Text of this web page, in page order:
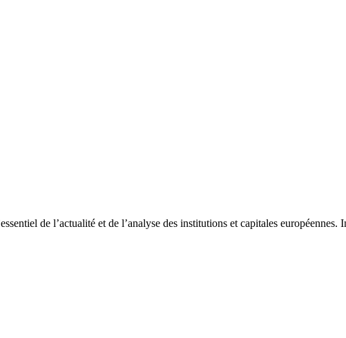
de l’actualité et de l’analyse des institutions et capitales